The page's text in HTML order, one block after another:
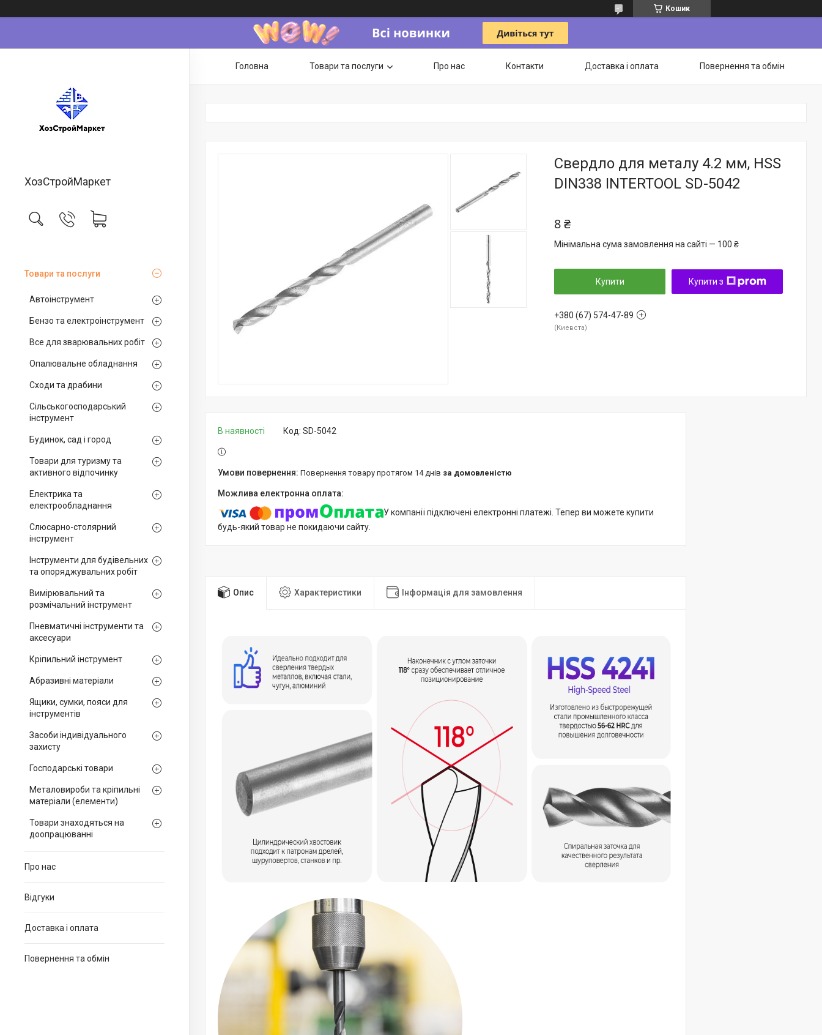
Кошик
ХозСтройМаркет
Товари та послуги
Автоінструмент
Бензо та електроінструмент
Все для зварювальних робіт
Опалювальне обладнання
Сходи та драбини
Сільськогосподарський
інструмент
Будинок, сад і город
Товари для туризму та
активного відпочинку
Електрика та
електрообладнання
Слюсарно-столярний
інструмент
Інструменти для будівельних
та опоряджувальних робіт
Вимірювальний та
розмічальний інструмент
Пневматичні інструменти та
аксесуари
Кріпильний інструмент
Абразивні матеріали
Ящики, сумки, пояси для
інструментів
Засоби індивідуального
захисту
Господарські товари
Металовироби та кріпильні
матеріали (елементи)
Товари знаходяться на
доопрацюванні
Про нас
Відгуки
Доставка і оплата
Повернення та обмін
Головна Товари та послуги Про нас Контакти Доставка і оплата Повернення та обмін
Свердло для металу 4.2 мм, HSS
DIN338 INTERTOOL SD-5042
8 ₴
Мінімальна сума замовлення на сайті — 100 ₴
Купити Купити з
+380 (67) 574-47-89
Киевста
В наявності Код: SD-5042
повернення товару протягом 14 днів за домовленістю
У компанії підключені електронні платежі. Тепер ви можете купити
будь-який товар не покидаючи сайту.
Опис Характеристики Інформація для замовлення